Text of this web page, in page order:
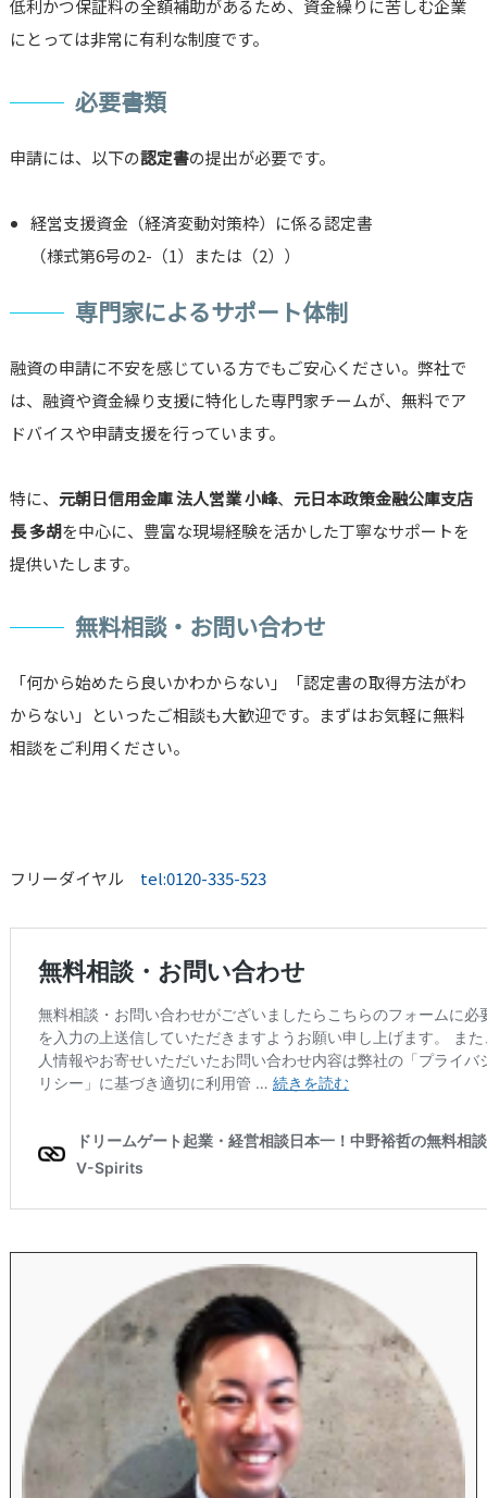
低利かつ保証料の全額補助があるため、資金繰りに苦しむ企業
にとっては非常に有利な制度です。
必要書類
申請には、以下の認定書の提出が必要です。
経営支援資金（経済変動対策枠）に係る認定書
（様式第6号の2-（1）または（2））
専門家によるサポート体制
融資の申請に不安を感じている方でもご安心ください。弊社で
は、融資や資金繰り支援に特化した専門家チームが、無料でア
ドバイスや申請支援を行っています。
特に、 元朝日信用金庫 法人営業 小峰、 元日本政策金融公庫支店
長 多胡を中心に、豊富な現場経験を活かした丁寧なサポートを
提供いたします。
無料相談・お問い合わせ
「何から始めたら良いかわからない」「認定書の取得方法がわ
からない」といったご相談も大歓迎です。まずはお気軽に無料
相談をご利用ください。
フリーダイヤル tel:0120-335-523